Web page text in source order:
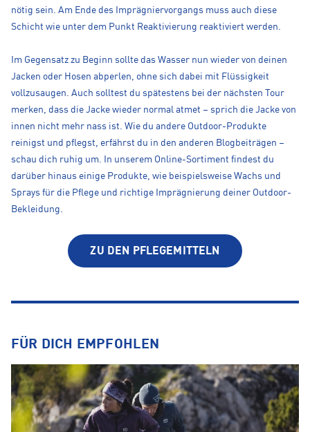
nötig sein. Am Ende des Imprägniervorgangs muss auch diese
Schicht wie unter dem Punkt Reaktivierung reaktiviert werden.
Im Gegensatz zu Beginn sollte das Wasser nun wieder von deinen
Jacken oder Hosen abperlen, ohne sich dabei mit Flüssigkeit
vollzusaugen. Auch solltest du spätestens bei der nächsten Tour
merken, dass die Jacke wieder normal atmet – sprich die Jacke von
innen nicht mehr nass ist. Wie du andere Outdoor-Produkte
reinigst und pflegst, erfährst du in den anderen Blogbeiträgen –
schau dich ruhig um. In unserem Online-Sortiment findest du
darüber hinaus einige Produkte, wie beispielsweise Wachs und
Sprays für die Pflege und richtige Imprägnierung deiner Outdoor-
Bekleidung.
ZU DEN PFLEGEMITTELN
FÜR DICH EMPFOHLEN